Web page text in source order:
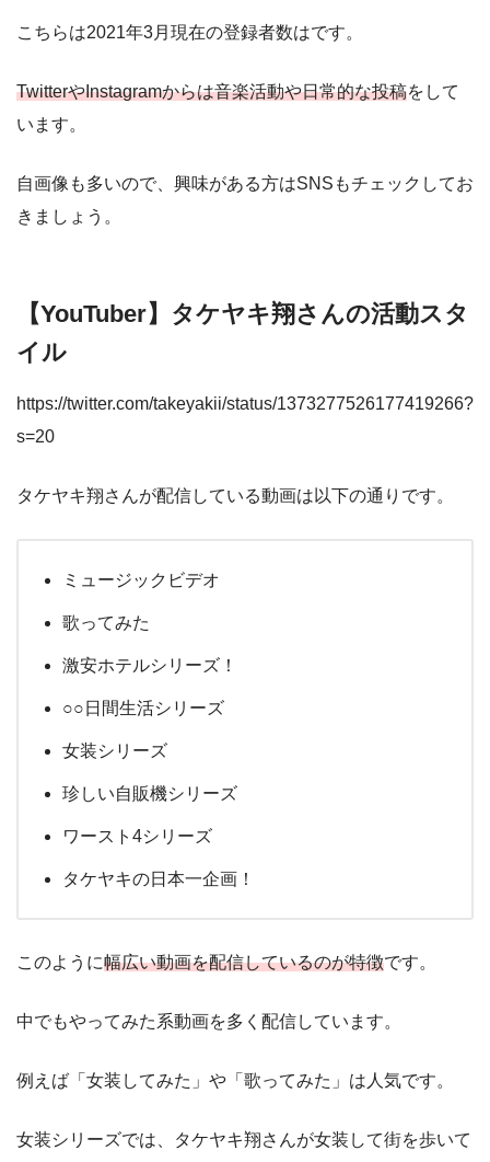
こちらは2021年3月現在の登録者数はです。
TwitterやInstagramからは音楽活動や日常的な投稿をして
います。
自画像も多いので、興味がある方はSNSもチェックしてお
きましょう。
【YouTuber】タケヤキ翔さんの活動スタ
イル
https://twitter.com/takeyakii/status/1373277526177419266?
s=20
タケヤキ翔さんが配信している動画は以下の通りです。
ミュージックビデオ
歌ってみた
激安ホテルシリーズ！
○○日間生活シリーズ
女装シリーズ
珍しい自販機シリーズ
ワースト4シリーズ
タケヤキの日本一企画！
このように幅広い動画を配信しているのが特徴です。
中でもやってみた系動画を多く配信しています。
例えば「女装してみた」や「歌ってみた」は人気です。
女装シリーズでは、タケヤキ翔さんが女装して街を歩いて